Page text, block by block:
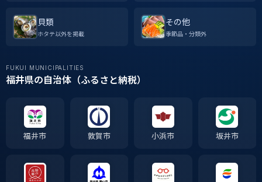
貝類
ホタテ以外を掲載
その他
季節品・分類外
FUKUI MUNICIPALITIES
福井県の自治体（ふるさと納税）
福井市 敦賀市 小浜市 坂井市